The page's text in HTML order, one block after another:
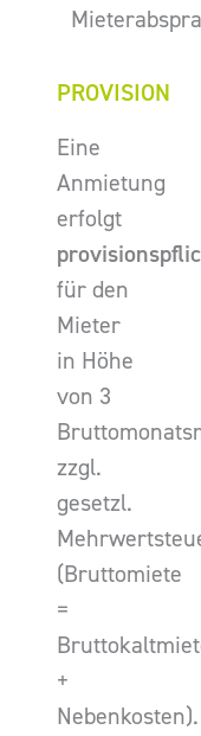
PROVISION
Eine
Anmietung
erfolgt
für den
Mieter
in Höhe
von 3
zzgl.
gesetzl.
(Bruttomiete
=
+
Nebenkosten).